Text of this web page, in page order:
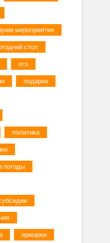
мероприятия
стол
огэ
подарки
политика
погоды
ярмарки